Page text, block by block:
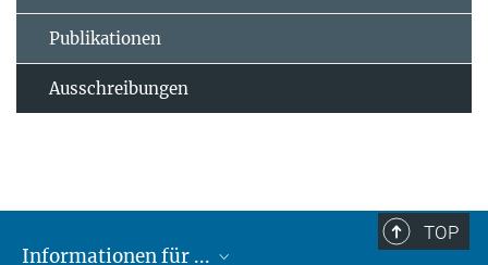
Publikationen
Ausschreibungen
TOP
Informationen für ...